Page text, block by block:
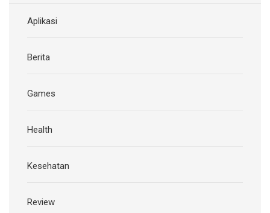
Aplikasi
Berita
Games
Health
Kesehatan
Review